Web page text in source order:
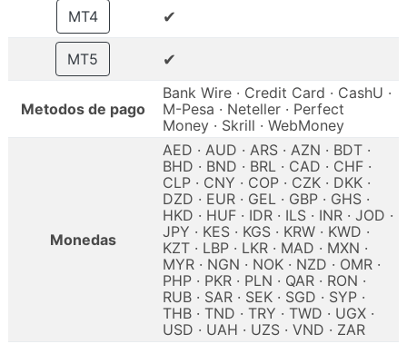
MT4 ✔
MT5 ✔
Metodos de pago
Bank Wire · Credit Card · CashU ·
M-Pesa · Neteller · Perfect
Money · Skrill · WebMoney
Monedas
AED · AUD · ARS · AZN · BDT ·
BHD · BND · BRL · CAD · CHF ·
CLP · CNY · COP · CZK · DKK ·
DZD · EUR · GEL · GBP · GHS ·
HKD · HUF · IDR · ILS · INR · JOD ·
JPY · KES · KGS · KRW · KWD ·
KZT · LBP · LKR · MAD · MXN ·
MYR · NGN · NOK · NZD · OMR ·
PHP · PKR · PLN · QAR · RON ·
RUB · SAR · SEK · SGD · SYP ·
THB · TND · TRY · TWD · UGX ·
USD · UAH · UZS · VND · ZAR